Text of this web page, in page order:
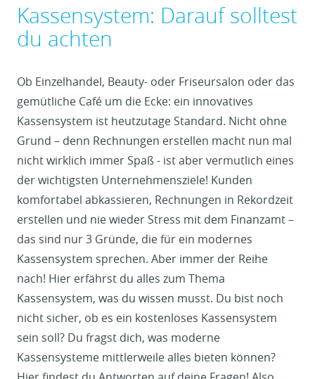
Kassensystem: Darauf solltest
du achten
Ob Einzelhandel, Beauty- oder Friseursalon oder das
gemütliche Café um die Ecke: ein innovatives
Kassensystem ist heutzutage Standard. Nicht ohne
Grund – denn Rechnungen erstellen macht nun mal
nicht wirklich immer Spaß - ist aber vermutlich eines
der wichtigsten Unternehmensziele! Kunden
komfortabel abkassieren, Rechnungen in Rekordzeit
erstellen und nie wieder Stress mit dem Finanzamt –
das sind nur 3 Gründe, die für ein modernes
Kassensystem sprechen. Aber immer der Reihe
nach! Hier erfährst du alles zum Thema
Kassensystem, was du wissen musst. Du bist noch
nicht sicher, ob es ein kostenloses Kassensystem
sein soll? Du fragst dich, was moderne
Kassensysteme mittlerweile alles bieten können?